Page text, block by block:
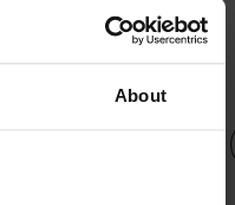
About